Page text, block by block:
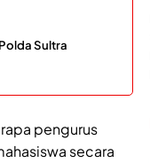
Sultra
pengurus
secara